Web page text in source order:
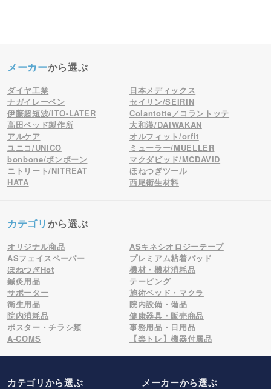
メーカーから選ぶ
ダイヤ工業
日本メディックス
ナガイレーベン
セイリン/SEIRIN
伊藤超短波/ITO-LATER
Colantotte／コラントッテ
高田ベッド製作所
大和漢/DAIWAKAN
アルケア
オルフィット/orfit
ユニコ/UNICO
ミューラー/MUELLER
bonbone/ボンボーン
マクダビッド/MCDAVID
ニトリート/NITREAT
ほねつぎツール
HATA
西尾衛生材料
カテゴリから選ぶ
オリジナル商品
ASキネシオロジーテープ
ASフェイスペーパー
プレミアム粘着パッド
ほねつぎHot
機材・機材消耗品
鍼灸用品
テーピング
サポーター
施術ベッド・マクラ
衛生用品
院内設備・備品
院内消耗品
健康器具・販売商品
ポスター・チラシ類
事務用品・日用品
A-COMS
【楽トレ】機器付属品
カテゴリから選ぶ メーカーから選ぶ